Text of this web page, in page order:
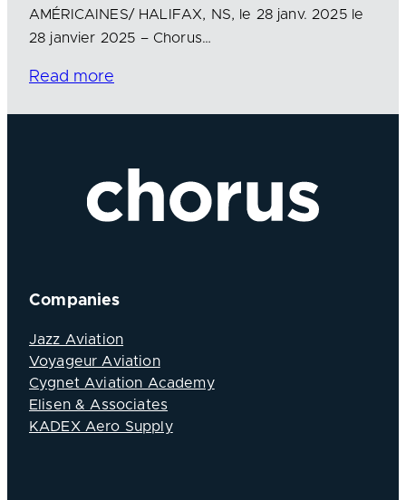
AMÉRICAINES/ HALIFAX, NS, le 28 janv. 2025 le
28 janvier 2025 – Chorus…
Read more
Companies
Jazz Aviation
Voyageur Aviation
Cygnet Aviation Academy
Elisen & Associates
KADEX Aero Supply